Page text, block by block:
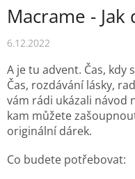
Macrame -
6.12.2022
A je tu advent. Čas, kdy
Čas, rozdávání lásky,
vám rádi ukázali návod
kam můžete
originální dárek.
Co budete potřebovat: